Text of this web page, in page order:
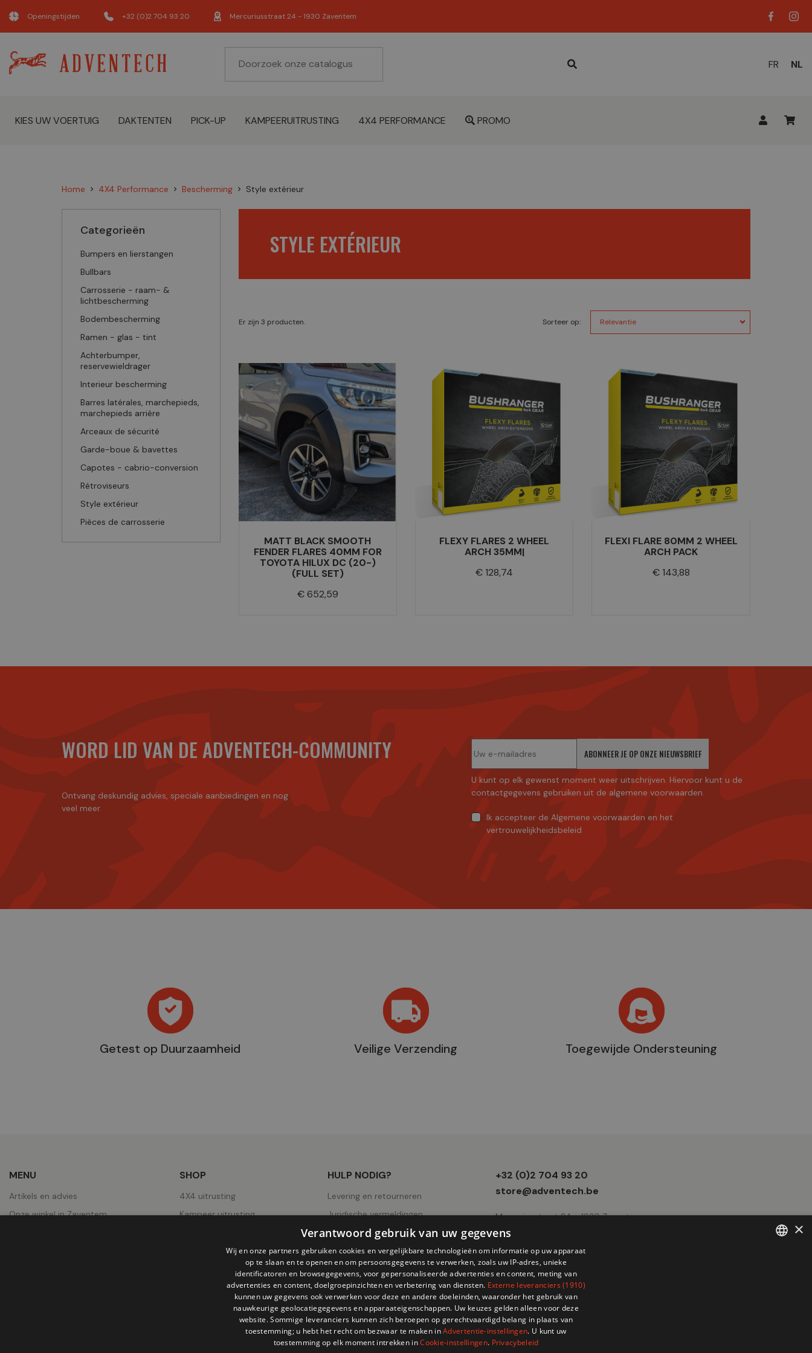
Openingstijden +32 (0)2 704 93 20 Mercuriusstraat 24 - 1930 Zaventem
FR NL
KIES UW VOERTUIG DAKTENTEN PICK-UP KAMPEERUITRUSTING 4X4 PERFORMANCE PROMO
Home chevron_right 4X4 Performance chevron_right Bescherming chevron_right Style extérieur
Categorieën
Bumpers en lierstangen
Bullbars
Carrosserie - raam- &
lichtbescherming
Bodembescherming
Ramen - glas - tint
Achterbumper,
reservewieldrager
Interieur bescherming
Barres latérales, marchepieds,
marchepieds arrière
Arceaux de sécurité
Garde-boue & bavettes
Capotes - cabrio-conversion
Rétroviseurs
Style extérieur
Pièces de carrosserie
STYLE EXTÉRIEUR
Er zijn 3 producten. Sorteer op:
MATT BLACK SMOOTH
FENDER FLARES 40MM FOR
TOYOTA HILUX DC (20-)
(FULL SET)
Prijs
€ 652,59
FLEXY FLARES 2 WHEEL
ARCH 35MM|
Prijs
€ 128,74
FLEXI FLARE 80MM 2 WHEEL
ARCH PACK
Prijs
€ 143,88
WORD LID VAN DE ADVENTECH-COMMUNITY
Ontvang deskundig advies, speciale aanbiedingen en nog
veel meer.
ABONNEER JE OP ONZE NIEUWSBRIEF
U kunt op elk gewenst moment weer uitschrijven. Hiervoor kunt u de
contactgegevens gebruiken uit de algemene voorwaarden.
Ik accepteer de Algemene voorwaarden en het
vertrouwelijkheidsbeleid
Getest op Duurzaamheid Veilige Verzending Toegewijde Ondersteuning
MENU
Artikels en advies
Onze winkel in Zaventem
SHOP
4X4 uitrusting
Kampeer uitrusting
HULP NODIG?
Levering en retourneren
Juridische vermeldingen
Gebruiksvoorwaarden
AVV
Cookies pagina
Privacy
Winkel
informatie
+32 (0)2 704 93 20
store@adventech.be
Mercuriusstraat 24 - 1930 Zaventem
×
Verantwoord gebruik van uw gegevens
Wij en onze partners gebruiken cookies en vergelijkbare technologieën om informatie op uw apparaat
op te slaan en te openen en om persoonsgegevens te verwerken, zoals uw IP-adres, unieke
identificatoren en browsegegevens, voor gepersonaliseerde advertenties en content, meting van
advertenties en content, doelgroepinzichten en verbetering van diensten. Externe leveranciers (1910)
kunnen uw gegevens ook verwerken voor deze en andere doeleinden, waaronder het gebruik van
nauwkeurige geolocatiegegevens en apparaateigenschappen. Uw keuzes gelden alleen voor deze
website. Sommige leveranciers kunnen zich beroepen op gerechtvaardigd belang in plaats van
toestemming; u hebt het recht om bezwaar te maken inAdvertentie-instellingen. U kunt uw
toestemming op elk moment intrekken inCookie-instellingen. Privacybeleid